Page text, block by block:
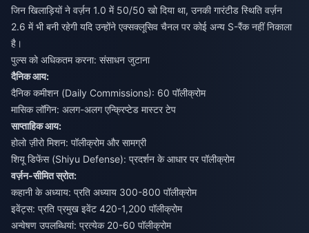
जिन खिलाड़ियों ने वर्ज़न 1.0 में 50/50 खो दिया था, उनकी गारंटीड स्थिति वर्ज़न
2.6 में भी बनी रहेगी यदि उन्होंने एक्सक्लूसिव चैनल पर कोई अन्य S-रैंक नहीं निकाला
है।
पुल्स को अधिकतम करना: संसाधन जुटाना
दैनिक आय:
दैनिक कमीशन (Daily Commissions): 60 पॉलीक्रोम
मासिक लॉगिन: अलग-अलग एन्क्रिप्टेड मास्टर टेप
साप्ताहिक आय:
होलो ज़ीरो मिशन: पॉलीक्रोम और सामग्री
शियू डिफेंस (Shiyu Defense): प्रदर्शन के आधार पर पॉलीक्रोम
वर्ज़न-सीमित स्रोत:
कहानी के अध्याय: प्रति अध्याय 300-800 पॉलीक्रोम
इवेंट्स: प्रति प्रमुख इवेंट 420-1,200 पॉलीक्रोम
अन्वेषण उपलब्धियां: प्रत्येक 20-60 पॉलीक्रोम